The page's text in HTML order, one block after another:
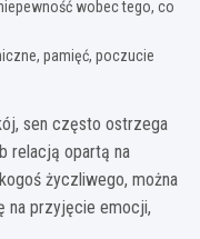
wobec tego, co
pamięć, poczucie
sen często ostrzega
relacją opartą na
życzliwego, można
na przyjęcie emocji,